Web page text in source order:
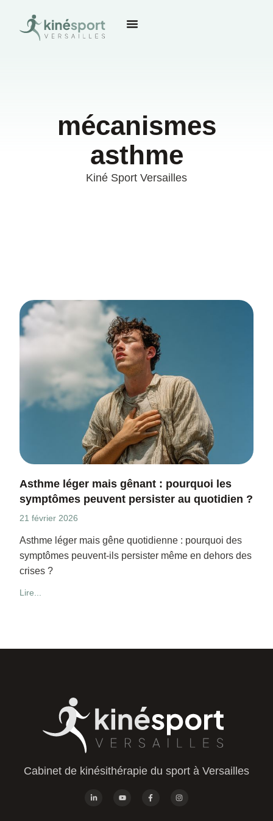
mécanismes
asthme
Kiné Sport Versailles
Asthme léger mais gênant : pourquoi les
symptômes peuvent persister au quotidien ?
21 février 2026
Asthme léger mais gêne quotidienne : pourquoi des
symptômes peuvent-ils persister même en dehors des
crises ?
Lire...
Cabinet de kinésithérapie du sport à Versailles